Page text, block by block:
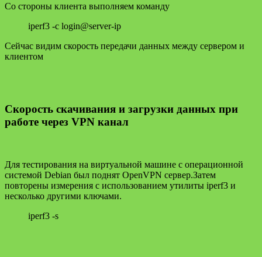
Со стороны клиента выполняем команду
iperf3 -c login@server-ip
Сейчас видим скорость передачи данных между сервером и
клиентом
Скорость скачивания и загрузки данных при
работе через VPN канал
Для тестирования на виртуальной машине с операционной
системой Debian был поднят OpenVPN сервер.Затем
повторены измерения с использованием утилиты iperf3 и
несколько другими ключами.
iperf3 -s